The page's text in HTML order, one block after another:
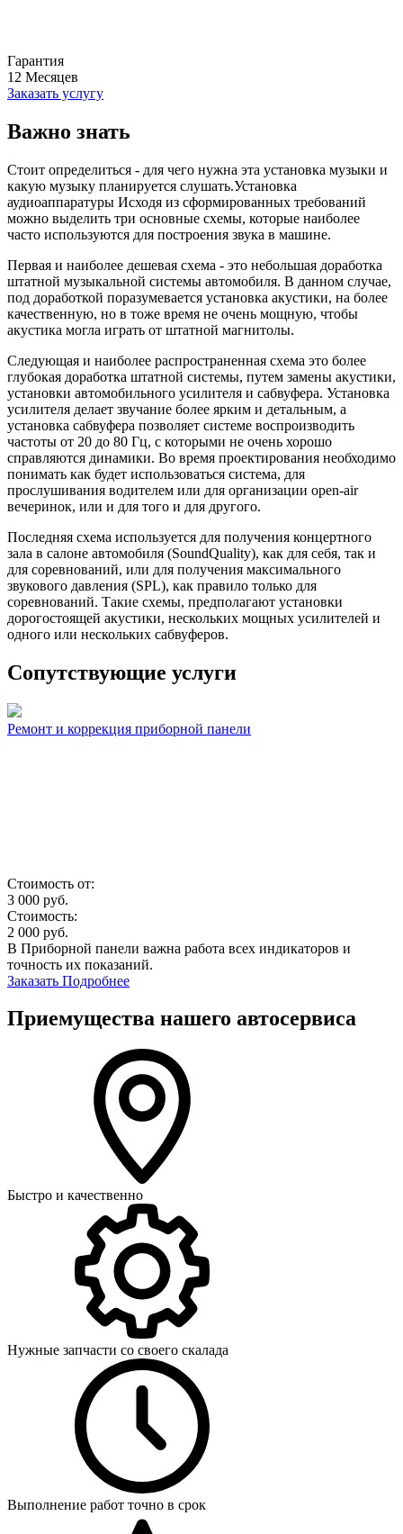
Гарантия
12 Месяцев
Заказать услугу
Важно знать
Стоит определиться - для чего нужна эта установка музыки и
какую музыку планируется слушать.Установка
аудиоаппаратуры Исходя из сформированных требований
можно выделить три основные схемы, которые наиболее
часто используются для построения звука в машине.
Первая и наиболее дешевая схема - это небольшая доработка
штатной музыкальной системы автомобиля. В данном случае,
под доработкой поразумевается установка акустики, на более
качественную, но в тоже время не очень мощную, чтобы
акустика могла играть от штатной магнитолы.
Следующая и наиболее распространенная схема это более
глубокая доработка штатной системы, путем замены акустики,
установки автомобильного усилителя и сабвуфера. Установка
усилителя делает звучание более ярким и детальным, а
установка сабвуфера позволяет системе воспроизводить
частоты от 20 до 80 Гц, с которыми не очень хорошо
справляются динамики. Во время проектирования необходимо
понимать как будет использоваться система, для
прослушивания водителем или для организации open-air
вечеринок, или и для того и для другого.
Последняя схема используется для получения концертного
зала в салоне автомобиля (SoundQuality), как для себя, так и
для соревнований, или для получения максимального
звукового давления (SPL), как правило только для
соревнований. Такие схемы, предполагают установки
дорогостоящей акустики, нескольких мощных усилителей и
одного или нескольких сабвуферов.
Сопутствующие услуги
Ремонт и коррекция приборной панели
Стоимость от:
3 000 руб.
Стоимость:
2 000 руб.
В Приборной панели важна работа всех индикаторов и
точность их показаний.
Заказать Подробнее
Приемущества нашего автосервиса
Быстро и качественно
Нужные запчасти со своего скалада
Выполнение работ точно в срок